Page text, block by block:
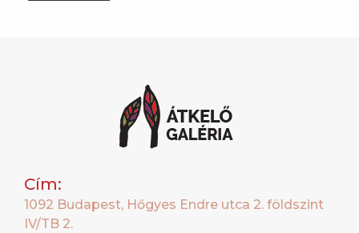
Cím:
1092 Budapest, Hőgyes Endre utca 2. földszint
IV/TB 2.